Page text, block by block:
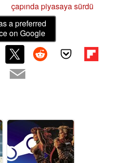
çapında piyasaya sürdü
a preferred
on Google